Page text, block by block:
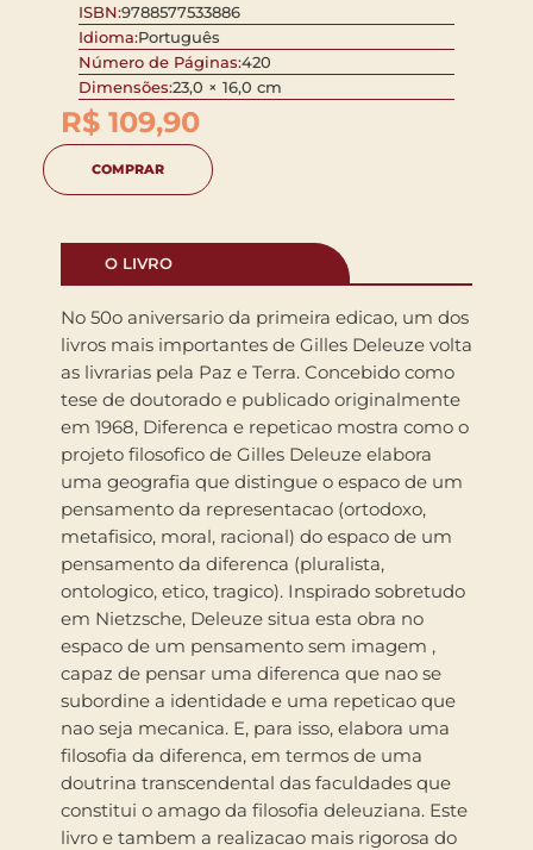
ISBN:9788577533886
Idioma:Português
Número de Páginas:420
Dimensões:23,0 × 16,0 cm
R$ 109,90
COMPRAR
O LIVRO
No 50o aniversario da primeira edicao, um dos
livros mais importantes de Gilles Deleuze volta
as livrarias pela Paz e Terra. Concebido como
tese de doutorado e publicado originalmente
em 1968, Diferenca e repeticao mostra como o
projeto filosofico de Gilles Deleuze elabora
uma geografia que distingue o espaco de um
pensamento da representacao (ortodoxo,
metafisico, moral, racional) do espaco de um
pensamento da diferenca (pluralista,
ontologico, etico, tragico). Inspirado sobretudo
em Nietzsche, Deleuze situa esta obra no
espaco de um pensamento sem imagem ,
capaz de pensar uma diferenca que nao se
subordine a identidade e uma repeticao que
nao seja mecanica. E, para isso, elabora uma
filosofia da diferenca, em termos de uma
doutrina transcendental das faculdades que
constitui o amago da filosofia deleuziana. Este
livro e tambem a realizacao mais rigorosa do